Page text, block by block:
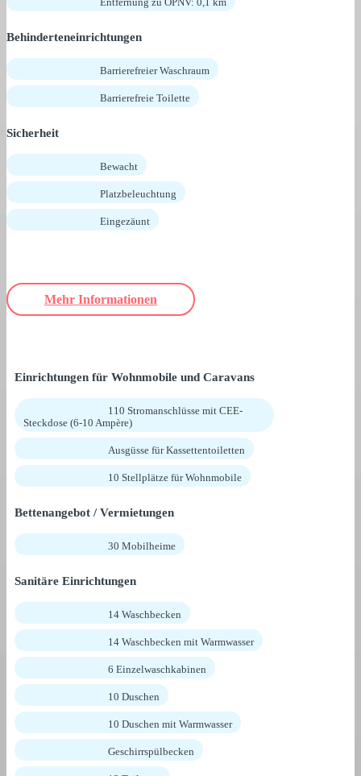
Behinderteneinrichtungen
Barrierefreier Waschraum
Barrierefreie Toilette
Sicherheit
Bewacht
Platzbeleuchtung
Eingezäunt
Mehr Informationen
Einrichtungen für Wohnmobile und Caravans
110 Stromanschlüsse mit CEE-
Steckdose (6-10 Ampère)
Ausgüsse für Kassettentoiletten
10 Stellplätze für Wohnmobile
Bettenangebot / Vermietungen
30 Mobilheime
Sanitäre Einrichtungen
14 Waschbecken
14 Waschbecken mit Warmwasser
6 Einzelwaschkabinen
10 Duschen
10 Duschen mit Warmwasser
Geschirrspülbecken